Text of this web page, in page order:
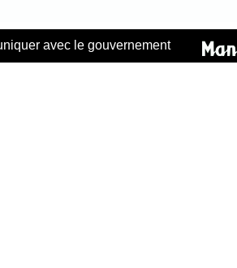
avec le gouvernement